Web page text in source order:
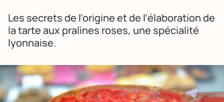
Les secrets de l’origine et de l’élaboration de
la tarte aux pralines roses, une spécialité
lyonnaise.